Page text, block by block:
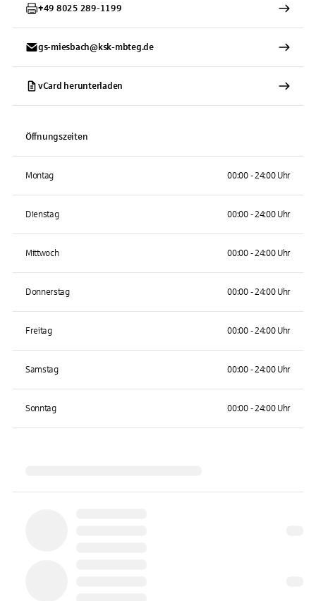
+49 8025 289-1199
gs-miesbach@ksk-mbteg.de
vCard herunterladen
Öffnungszeiten
Montag 00:00 - 24:00 Uhr
Dienstag 00:00 - 24:00 Uhr
Mittwoch 00:00 - 24:00 Uhr
Donnerstag 00:00 - 24:00 Uhr
Freitag 00:00 - 24:00 Uhr
Samstag 00:00 - 24:00 Uhr
Sonntag 00:00 - 24:00 Uhr